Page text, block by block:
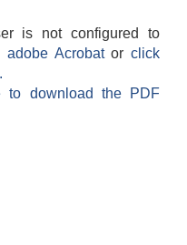
is not configured to
adobe Acrobatorclick
to download the PDF